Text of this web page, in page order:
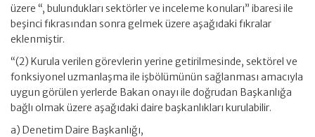
üzere “, bulundukları sektörler ve inceleme konuları” ibaresi ile
beşinci fıkrasından sonra gelmek üzere aşağıdaki fıkralar
eklenmiştir.
“(2) Kurula verilen görevlerin yerine getirilmesinde, sektörel ve
fonksiyonel uzmanlaşma ile işbölümünün sağlanması amacıyla
uygun görülen yerlerde Bakan onayı ile doğrudan Başkanlığa
bağlı olmak üzere aşağıdaki daire başkanlıkları kurulabilir.
a) Denetim Daire Başkanlığı,